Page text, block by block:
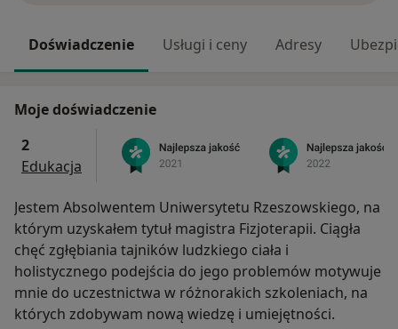
Doświadczenie Usługi i ceny Adresy
Moje doświadczenie
2
Edukacja
Jestem Absolwentem Uniwersytetu Rzeszowskiego, na
którym uzyskałem tytuł magistra Fizjoterapii. Ciągła
chęć zgłębiania tajników ludzkiego ciała i
holistycznego podejścia do jego problemów motywuje
mnie do uczestnictwa w różnorakich szkoleniach, na
których zdobywam nową wiedzę i umiejętności.